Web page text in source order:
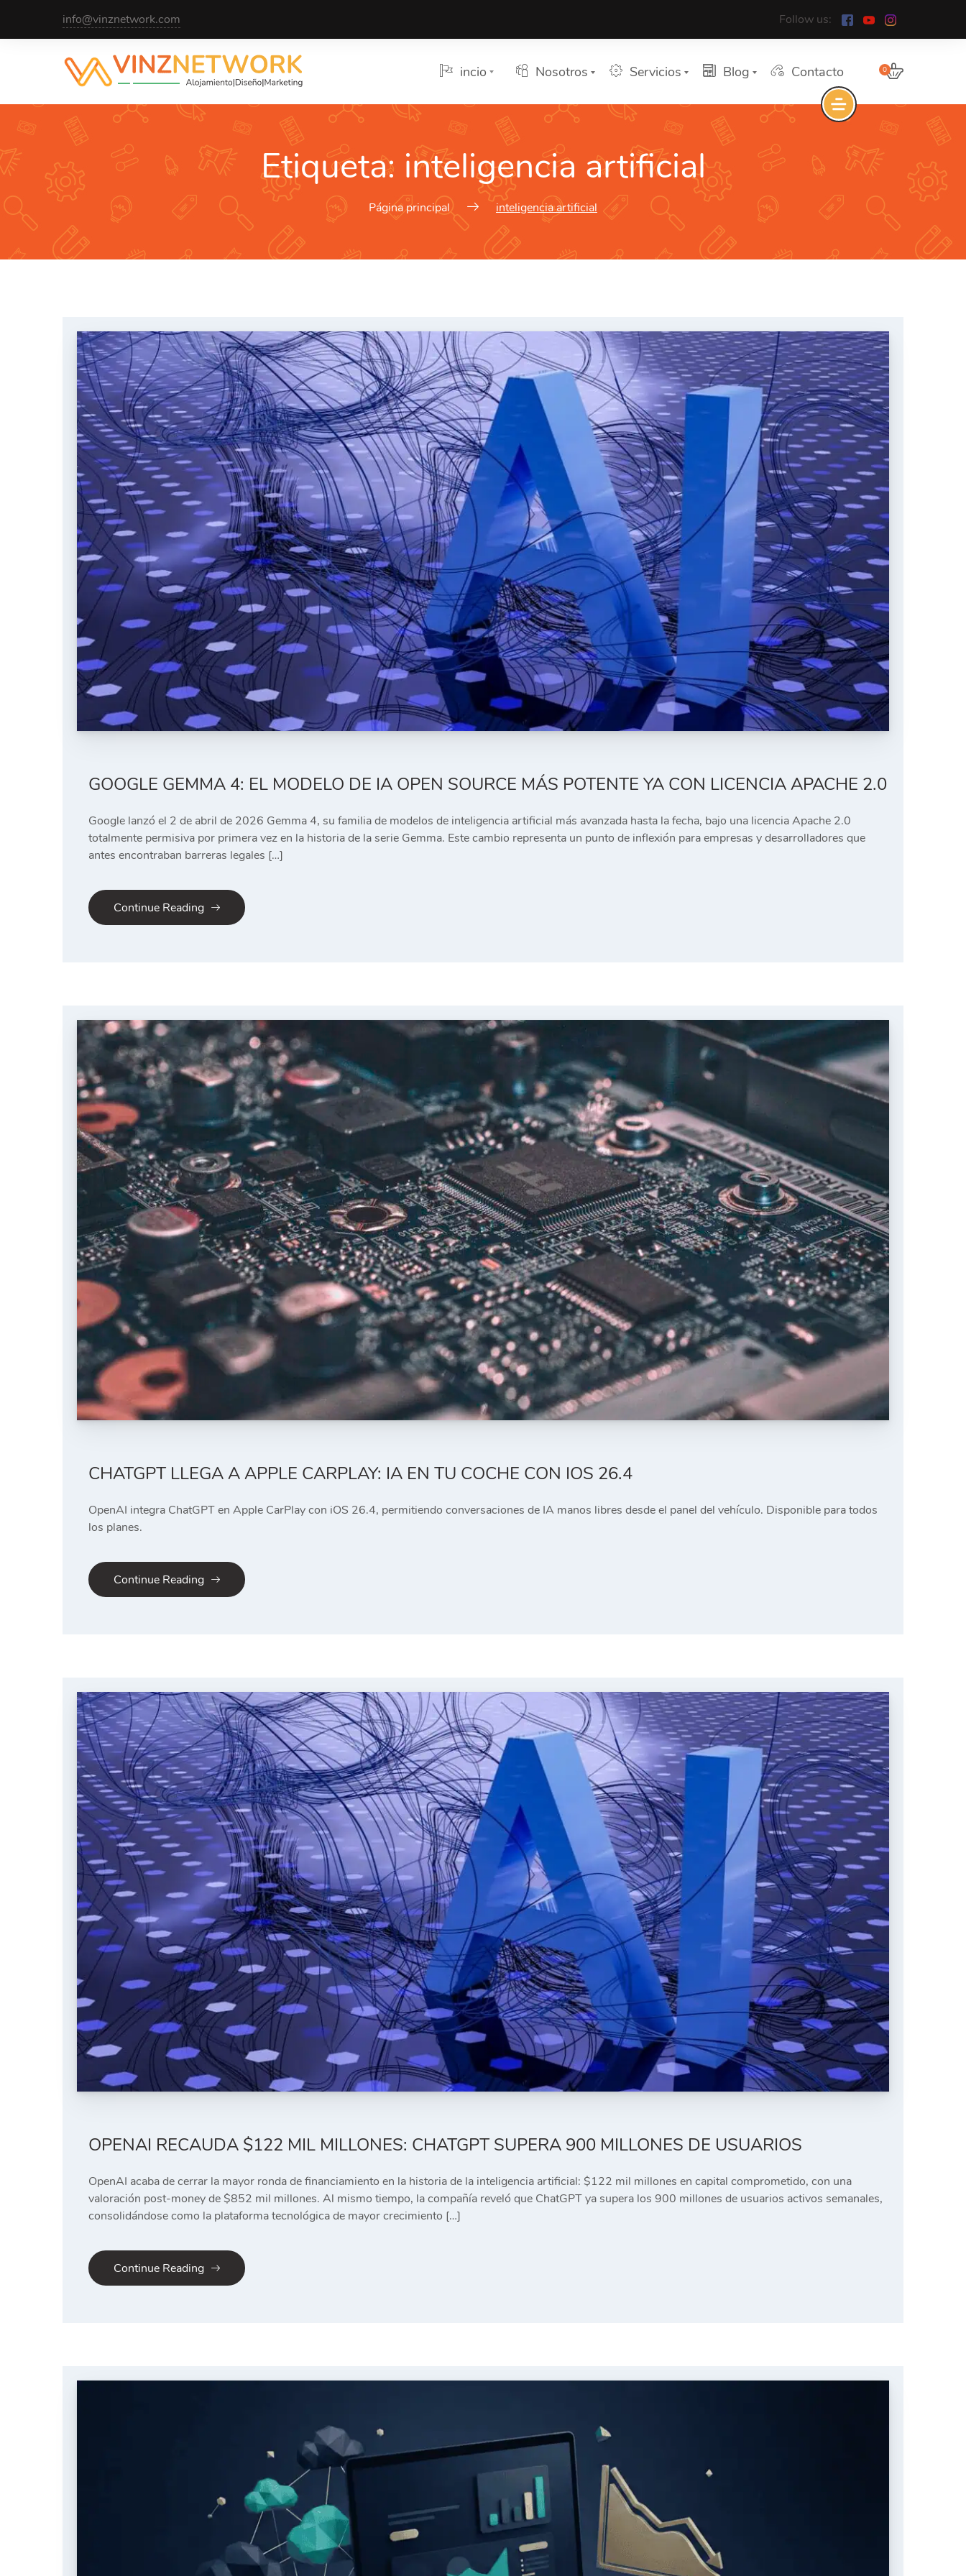
info@vinznetwork.com Follow us:
incio Nosotros Servicios Blog Contacto 0
Etiqueta: inteligencia artificial
Página principal inteligencia artificial
GOOGLE GEMMA 4: EL MODELO DE IA OPEN SOURCE MÁS POTENTE YA CON LICENCIA APACHE 2.0
Google lanzó el 2 de abril de 2026 Gemma 4, su familia de modelos de inteligencia artificial más avanzada hasta la fecha, bajo una licencia Apache 2.0
totalmente permisiva por primera vez en la historia de la serie Gemma. Este cambio representa un punto de inflexión para empresas y desarrolladores que
antes encontraban barreras legales […]
Continue Reading
CHATGPT LLEGA A APPLE CARPLAY: IA EN TU COCHE CON IOS 26.4
OpenAI integra ChatGPT en Apple CarPlay con iOS 26.4, permitiendo conversaciones de IA manos libres desde el panel del vehículo. Disponible para todos
los planes.
Continue Reading
OPENAI RECAUDA $122 MIL MILLONES: CHATGPT SUPERA 900 MILLONES DE USUARIOS
OpenAI acaba de cerrar la mayor ronda de financiamiento en la historia de la inteligencia artificial: $122 mil millones en capital comprometido, con una
valoración post-money de $852 mil millones. Al mismo tiempo, la compañía reveló que ChatGPT ya supera los 900 millones de usuarios activos semanales,
consolidándose como la plataforma tecnológica de mayor crecimiento […]
Continue Reading